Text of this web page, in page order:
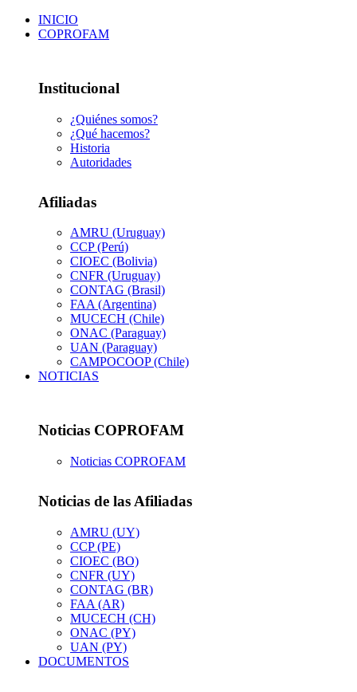
INICIO
COPROFAM
Institucional
¿Quiénes somos?
¿Qué hacemos?
Historia
Autoridades
Afiliadas
AMRU (Uruguay)
CCP (Perú)
CIOEC (Bolivia)
CNFR (Uruguay)
CONTAG (Brasil)
FAA (Argentina)
MUCECH (Chile)
ONAC (Paraguay)
UAN (Paraguay)
CAMPOCOOP (Chile)
NOTICIAS
Noticias COPROFAM
Noticias COPROFAM
Noticias de las Afiliadas
AMRU (UY)
CCP (PE)
CIOEC (BO)
CNFR (UY)
CONTAG (BR)
FAA (AR)
MUCECH (CH)
ONAC (PY)
UAN (PY)
DOCUMENTOS